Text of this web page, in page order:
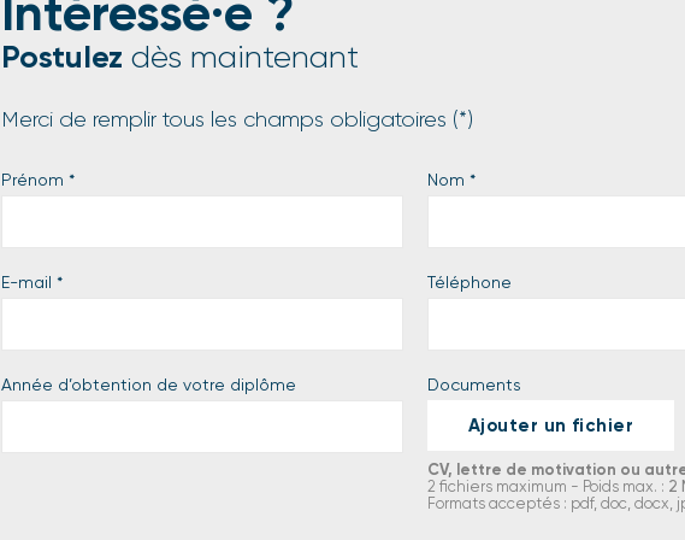
Intéressé·e ?
Postulez dès maintenant
Merci de remplir tous les champs obligatoires (*)
Prénom * Nom *
E-mail * Téléphone
Année d’obtention de votre diplôme Documents
Ajouter un fichier
CV, lettre de motivation ou
2 fichiers maximum - Poids max. : 2
Formats acceptés : pdf, doc, docx,